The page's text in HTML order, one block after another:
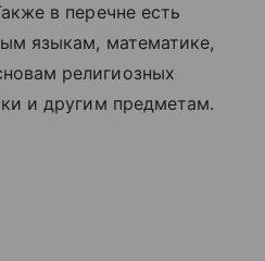
в перечне есть
языкам, математике,
религиозных
и другим предметам.